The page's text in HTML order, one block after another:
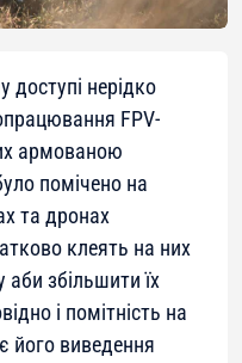
доступі нерідко
FPV-
армованою
помічено на
та дронах
клеять на них
збільшити їх
і помітність на
його виведення